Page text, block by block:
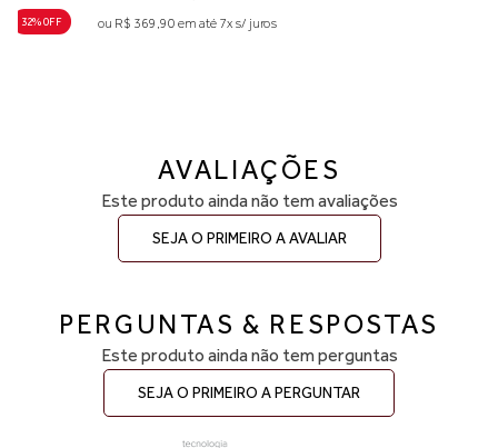
32% 0FF ou R$ 369,90 em até 7x s/ juros
AVALIAÇÕES
Este produto ainda não tem avaliações
SEJA O PRIMEIRO A AVALIAR
PERGUNTAS & RESPOSTAS
Este produto ainda não tem perguntas
SEJA O PRIMEIRO A PERGUNTAR